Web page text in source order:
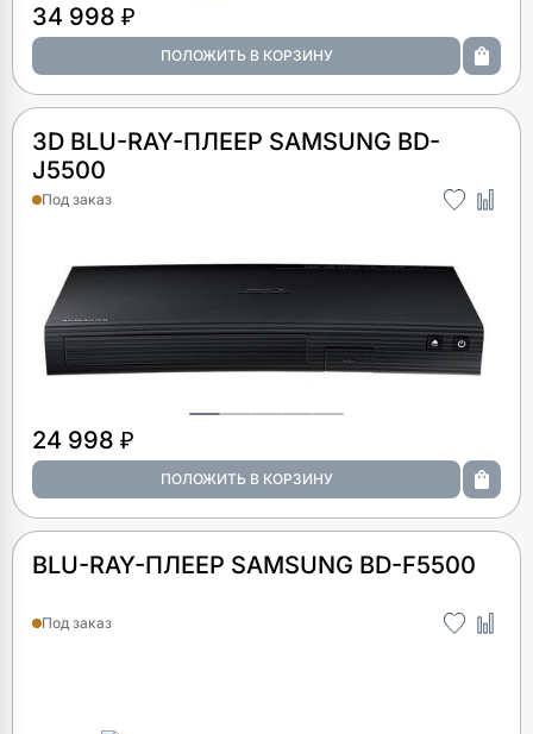
34 998 ₽
3D BLU-RAY-ПЛЕЕР SAMSUNG BD-
J5500
Под заказ
24 998 ₽
BLU-RAY-ПЛЕЕР SAMSUNG BD-F5500
Под заказ